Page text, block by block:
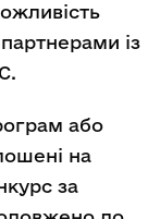
із
або
на
за